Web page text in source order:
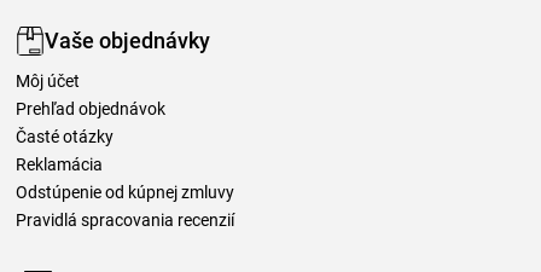
Vaše objednávky
Môj účet
Prehľad objednávok
Časté otázky
Reklamácia
Odstúpenie od kúpnej zmluvy
Pravidlá spracovania recenzií